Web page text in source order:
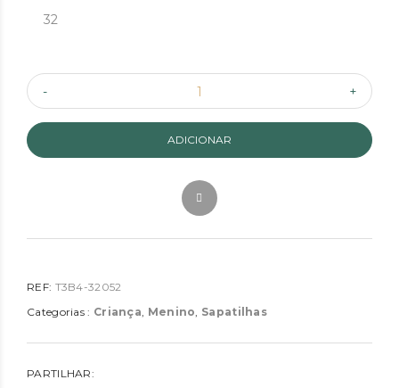
32
ADICIONAR
REF: T3B4-32052
Categorias : Criança, Menino, Sapatilhas
PARTILHAR: